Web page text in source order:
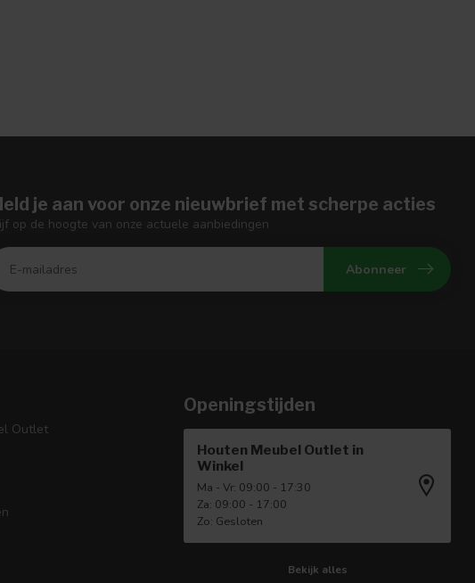
je aan voor onze nieuwbrief met scherpe acties
op de hoogte van onze actuele aanbiedingen
Abonneer
Outlet
Openingstijden
Houten Meubel Outlet in
Winkel
Ma - Vr: 09:00 - 17:30
Za: 09:00 - 17:00
Zo: Gesloten
Bekijk alles